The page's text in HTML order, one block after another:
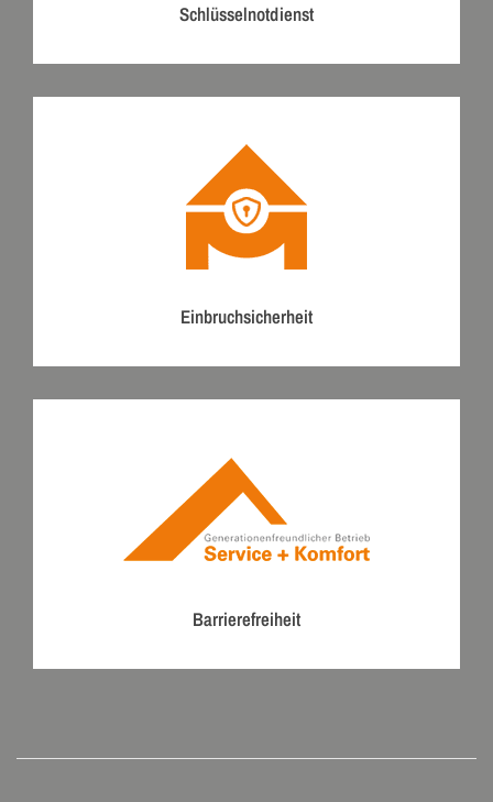
Schlüsselnotdienst
Einbruchsicherheit
Barrierefreiheit